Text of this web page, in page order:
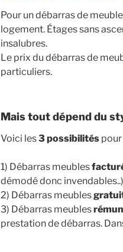
Pour un débarras de
logement. Étages sans
insalubres.
Le prix du débarras de
particuliers.
Mais tout dépend du
Voici les3 possibilités
1) Débarras meubles
démodé donc
2) Débarras meubles
3) Débarras meubles
prestation de débarras.